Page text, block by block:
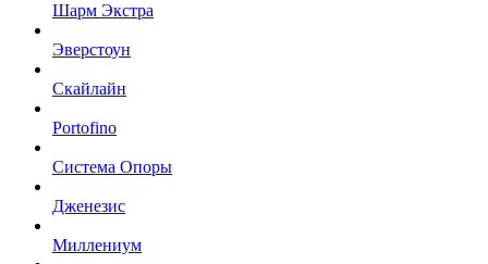
Шарм Экстра
Эверстоун
Скайлайн
Portofino
Система Опоры
Дженезис
Миллениум